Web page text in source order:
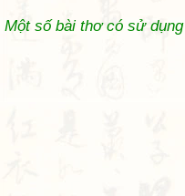
Một số bài thơ có sử dụng